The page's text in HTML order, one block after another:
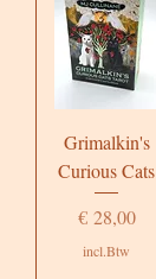
Grimalkin's
Curious Cats
Prijs
€ 28,00
incl.Btw